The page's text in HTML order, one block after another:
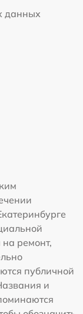
данных
ремонт,
публичной
и